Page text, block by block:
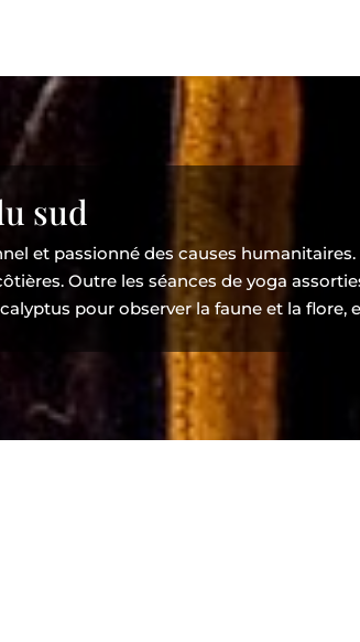
sud
et passionné des causes
Outre les séances de yoga
pour observer la faune et la flore,